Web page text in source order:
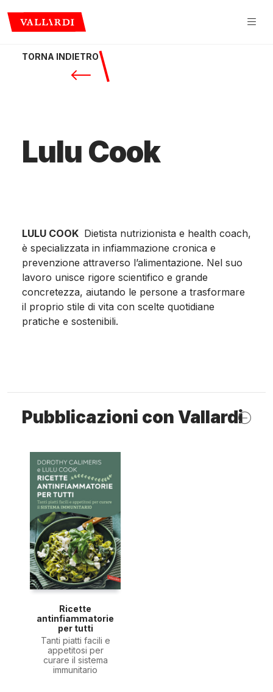
TORNA INDIETRO
Lulu Cook
LULU COOK Dietista nutrizionista e health coach,
è specializzata in infiammazione cronica e
prevenzione attraverso l’alimentazione. Nel suo
lavoro unisce rigore scientifico e grande
concretezza, aiutando le persone a trasformare
il proprio stile di vita con scelte quotidiane
pratiche e sostenibili.
Pubblicazioni con Vallardi
Ricette
antinfiammatorie
per tutti
Tanti piatti facili e
appetitosi per
curare il sistema
immunitario